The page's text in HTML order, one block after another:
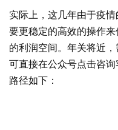
实际上，这几年由于疫
要更稳定的高效的操作
的利润空间。年关将近
可直接在公众号点击咨询
路径如下：